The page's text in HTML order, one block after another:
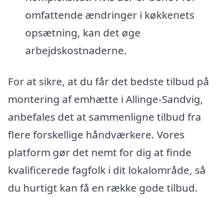
omfattende ændringer i køkkenets
opsætning, kan det øge
arbejdskostnaderne.
For at sikre, at du får det bedste tilbud på
montering af emhætte i Allinge-Sandvig,
anbefales det at sammenligne tilbud fra
flere forskellige håndværkere. Vores
platform gør det nemt for dig at finde
kvalificerede fagfolk i dit lokalområde, så
du hurtigt kan få en række gode tilbud.